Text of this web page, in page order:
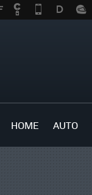
HOME AUTO